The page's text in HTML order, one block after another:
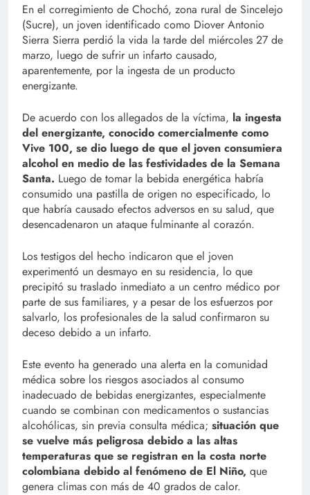
En el corregimiento de Chochó, zona rural de Sincelejo
(Sucre), un joven identificado como Diover Antonio
Sierra Sierra perdió la vida la tarde del miércoles 27 de
marzo, luego de sufrir un infarto causado,
aparentemente, por la ingesta de un producto
energizante.
De acuerdo con los allegados de la víctima, la ingesta
del energizante, conocido comercialmente como
Vive 100, se dio luego de que el joven consumiera
alcohol en medio de las festividades de la Semana
Santa. Luego de tomar la bebida energética habría
consumido una pastilla de origen no especificado, lo
que habría causado efectos adversos en su salud, que
desencadenaron un ataque fulminante al corazón.
Los testigos del hecho indicaron que el joven
experimentó un desmayo en su residencia, lo que
precipitó su traslado inmediato a un centro médico por
parte de sus familiares, y a pesar de los esfuerzos por
salvarlo, los profesionales de la salud confirmaron su
deceso debido a un infarto.
Este evento ha generado una alerta en la comunidad
médica sobre los riesgos asociados al consumo
inadecuado de bebidas energizantes, especialmente
cuando se combinan con medicamentos o sustancias
alcohólicas, sin previa consulta médica; situación que
se vuelve más peligrosa debido a las altas
temperaturas que se registran en la costa norte
colombiana debido al fenómeno de El Niño, que
genera climas con más de 40 grados de calor.